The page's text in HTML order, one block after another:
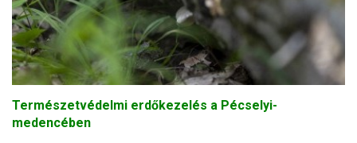
Természetvédelmi erdőkezelés a Pécselyi-
medencében